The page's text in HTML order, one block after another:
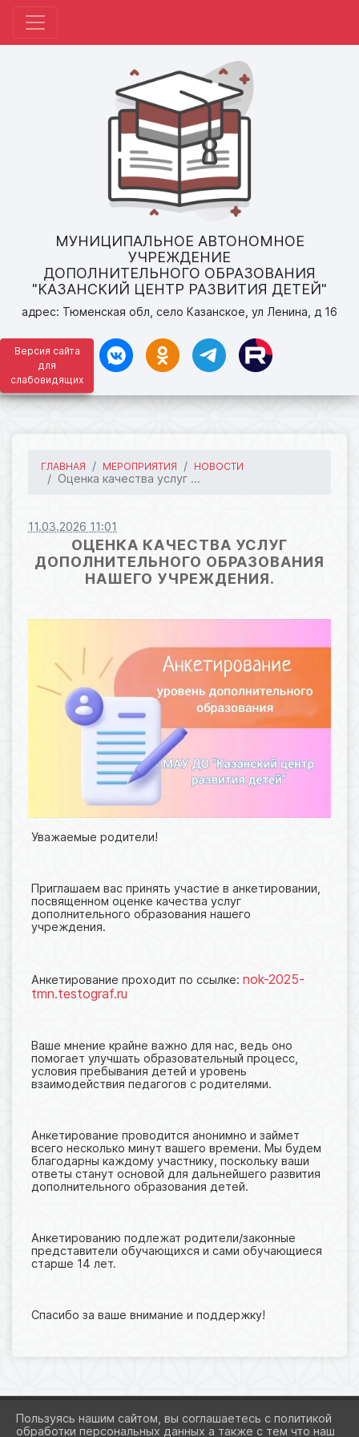
Версия сайта
для
слабовидящих
МУНИЦИПАЛЬНОЕ АВТОНОМНОЕ
УЧРЕЖДЕНИЕ
ДОПОЛНИТЕЛЬНОГО ОБРАЗОВАНИЯ
"КАЗАНСКИЙ ЦЕНТР РАЗВИТИЯ ДЕТЕЙ"
адрес: Тюменская обл, село Казанское, ул Ленина, д 16
ГЛАВНАЯ МЕРОПРИЯТИЯ НОВОСТИ
Оценка качества услуг ...
11.03.2026 11:01
ОЦЕНКА КАЧЕСТВА УСЛУГ
ДОПОЛНИТЕЛЬНОГО ОБРАЗОВАНИЯ
НАШЕГО УЧРЕЖДЕНИЯ.
Уважаемые родители!
Приглашаем вас принять участие в анкетировании,
посвященном оценке качества услуг
дополнительного образования нашего
учреждения.
Анкетирование проходит по ссылке: nok-2025-
tmn.testograf.ru
Ваше мнение крайне важно для нас, ведь оно
помогает улучшать образовательный процесс,
условия пребывания детей и уровень
взаимодействия педагогов с родителями.
Анкетирование проводится анонимно и займет
всего несколько минут вашего времени. Мы будем
благодарны каждому участнику, поскольку ваши
ответы станут основой для дальнейшего развития
дополнительного образования детей.
Анкетированию подлежат родители/законные
представители обучающихся и сами обучающиеся
старше 14 лет.
Спасибо за ваше внимание и поддержку!
Пользуясь нашим сайтом, вы соглашаетесь с политикой
обработки персональных данных а также с тем что наш